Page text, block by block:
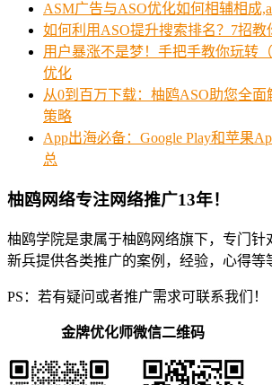
ASM广告与ASO优化如何相辅相成
如何利用ASO提升搜索排名？7招
用户暴涨不是梦！手把手教你玩转
优化
从0到百万下载：柚鸥ASO助您全面
策略
App出海必备：Google Play和苹果
总
柚鸥网络专注网络推广13年！
柚鸥学院是隶属于柚鸥网络旗下，专门针
新兵提供各类推广的案例，经验，心得等
PS：若有疑问或者推广需求可联系我们！
金牌优化师微信二维码